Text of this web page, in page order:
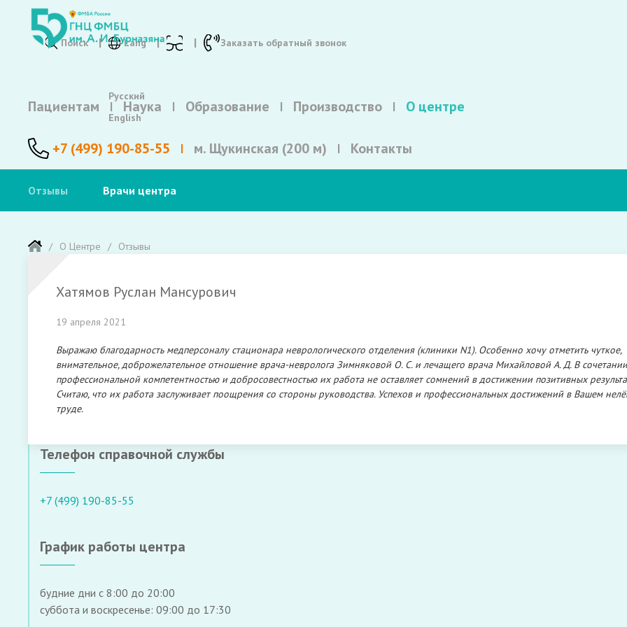
Поиск Lang
Русский
English
Заказать обратный звонок
Пациентам Наука Образование Производство О центре
+7 (499) 190-85-55 м. Щукинская (200 м) Контакты
Отзывы Врачи центра
О Центре Отзывы
Хатямов Руслан Мансурович
19 апреля 2021
Выражаю благодарность медперсоналу стационара неврологического отделения (клиники N1). Особенно хочу отметить чуткое,
внимательное, доброжелательное отношение врача-невролога Зимняковой О. С. и лечащего врача Михайловой А. Д. В
профессиональной компетентностью и добросовестностью их работа не оставляет сомнений в достижении позитивных
Считаю, что их работа заслуживает поощрения со стороны руководства. Успехов и профессиональных достижений в Вашем
труде.
Телефон справочной службы
+7 (499) 190-85-55
График работы центра
будние дни с 8:00 до 20:00
суббота и воскресенье: 09:00 до 17:30